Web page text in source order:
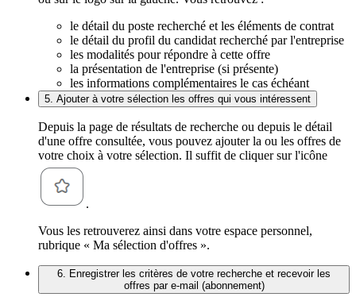
le détail du poste recherché et les éléments de contrat
le détail du profil du candidat recherché par l'entreprise
les modalités pour répondre à cette offre
la présentation de l'entreprise (si présente)
les informations complémentaires le cas échéant
5. Ajouter à votre sélection les offres qui vous intéressent
Depuis la page de résultats de recherche ou depuis le détail
d'une offre consultée, vous pouvez ajouter la ou les offres de
votre choix à votre sélection. Il suffit de cliquer sur l'icône
.
Vous les retrouverez ainsi dans votre espace personnel,
rubrique « Ma sélection d'offres ».
6. Enregistrer les critères de votre recherche et recevoir les
offres par e-mail (abonnement)